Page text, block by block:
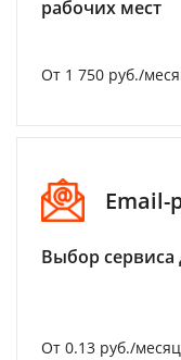
рабочих мест
От 1 750 руб./
Email-
Выбор сервиса
От 0.13 руб./месяц